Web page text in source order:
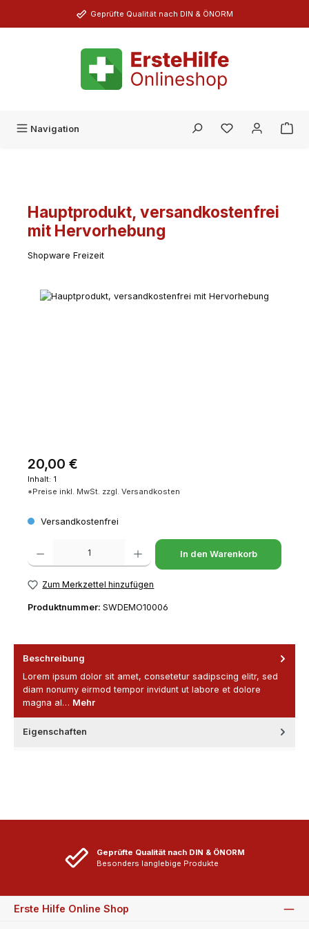
Zum Hauptinhalt springenGeprüfte Qualität nach DIN & ÖNORM
Navigation Du hast 0
Hauptprodukt, versandkostenfrei
mit Hervorhebung
Shopware Freizeit
Bildergalerie überspringen
Regulärer Preis:
20,00 €
Inhalt: 1
*Preise inkl. MwSt. zzgl. Versandkosten
Versandkostenfrei
Produkt Anzahl: Gib den gewünschten Wert ein oder benutze die
In den Warenkorb
Zum Merkzettel hinzufügen
Produktnummer: SWDEMO10006
Beschreibung
Lorem ipsum dolor sit amet, consetetur sadipscing elitr, sed
diam nonumy eirmod tempor invidunt ut labore et dolore
magna al… Mehr
Eigenschaften
Geprüfte Qualität nach DIN & ÖNORM
Besonders langlebige Produkte
Erste Hilfe Online Shop